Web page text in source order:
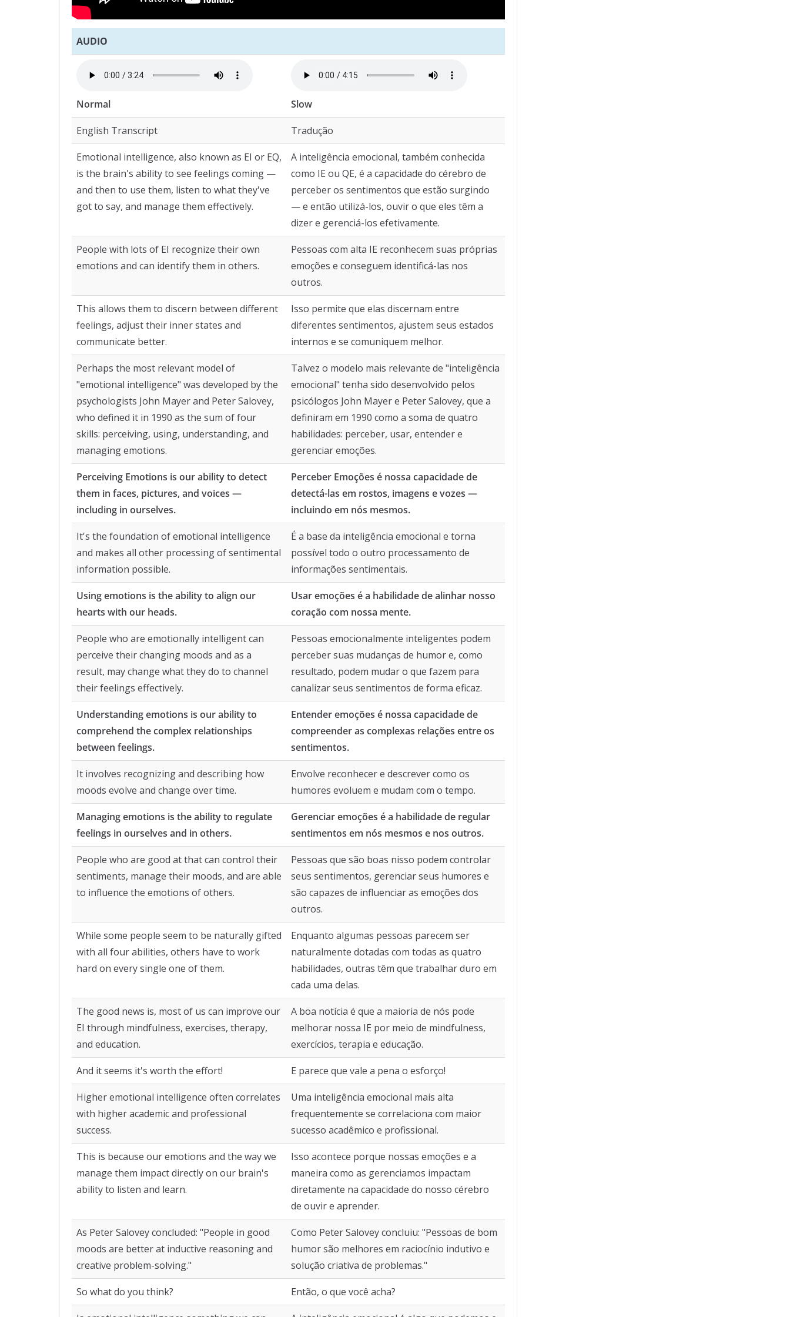
AUDIO
Normal Slow
English Transcript Tradução
Emotional intelligence, also known as EI or EQ,
is the brain's ability to see feelings coming —
and then to use them, listen to what they've
got to say, and manage them effectively.
A inteligência emocional, também conhecida
como IE ou QE, é a capacidade do cérebro de
perceber os sentimentos que estão surgindo
— e então utilizá-los, ouvir o que eles têm a
dizer e gerenciá-los efetivamente.
People with lots of EI recognize their own
emotions and can identify them in others.
Pessoas com alta IE reconhecem suas próprias
emoções e conseguem identificá-las nos
outros.
This allows them to discern between different
feelings, adjust their inner states and
communicate better.
Isso permite que elas discernam entre
diferentes sentimentos, ajustem seus estados
internos e se comuniquem melhor.
Perhaps the most relevant model of
"emotional intelligence" was developed by the
psychologists John Mayer and Peter Salovey,
who defined it in 1990 as the sum of four
skills: perceiving, using, understanding, and
managing emotions.
Talvez o modelo mais relevante de "inteligência
emocional" tenha sido desenvolvido pelos
psicólogos John Mayer e Peter Salovey, que a
definiram em 1990 como a soma de quatro
habilidades: perceber, usar, entender e
gerenciar emoções.
Perceiving Emotions is our ability to detect
them in faces, pictures, and voices —
including in ourselves.
Perceber Emoções é nossa capacidade de
detectá-las em rostos, imagens e vozes —
incluindo em nós mesmos.
It's the foundation of emotional intelligence
and makes all other processing of sentimental
information possible.
É a base da inteligência emocional e torna
possível todo o outro processamento de
informações sentimentais.
Using emotions is the ability to align our
hearts with our heads.
Usar emoções é a habilidade de alinhar nosso
coração com nossa mente.
People who are emotionally intelligent can
perceive their changing moods and as a
result, may change what they do to channel
their feelings effectively.
Pessoas emocionalmente inteligentes podem
perceber suas mudanças de humor e, como
resultado, podem mudar o que fazem para
canalizar seus sentimentos de forma eficaz.
Understanding emotions is our ability to
comprehend the complex relationships
between feelings.
Entender emoções é nossa capacidade de
compreender as complexas relações entre os
sentimentos.
It involves recognizing and describing how
moods evolve and change over time.
Envolve reconhecer e descrever como os
humores evoluem e mudam com o tempo.
Managing emotions is the ability to regulate
feelings in ourselves and in others.
Gerenciar emoções é a habilidade de regular
sentimentos em nós mesmos e nos outros.
People who are good at that can control their
sentiments, manage their moods, and are able
to influence the emotions of others.
Pessoas que são boas nisso podem controlar
seus sentimentos, gerenciar seus humores e
são capazes de influenciar as emoções dos
outros.
While some people seem to be naturally gifted
with all four abilities, others have to work
hard on every single one of them.
Enquanto algumas pessoas parecem ser
naturalmente dotadas com todas as quatro
habilidades, outras têm que trabalhar duro em
cada uma delas.
The good news is, most of us can improve our
EI through mindfulness, exercises, therapy,
and education.
A boa notícia é que a maioria de nós pode
melhorar nossa IE por meio de mindfulness,
exercícios, terapia e educação.
And it seems it's worth the effort! E parece que vale a pena o esforço!
Higher emotional intelligence often correlates
with higher academic and professional
success.
Uma inteligência emocional mais alta
frequentemente se correlaciona com maior
sucesso acadêmico e profissional.
This is because our emotions and the way we
manage them impact directly on our brain's
ability to listen and learn.
Isso acontece porque nossas emoções e a
maneira como as gerenciamos impactam
diretamente na capacidade do nosso cérebro
de ouvir e aprender.
As Peter Salovey concluded: "People in good
moods are better at inductive reasoning and
creative problem-solving."
Como Peter Salovey concluiu: "Pessoas de bom
humor são melhores em raciocínio indutivo e
solução criativa de problemas."
So what do you think? Então, o que você acha?